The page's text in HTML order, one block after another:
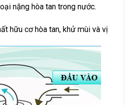
nặng hòa tan trong nước.
hữu cơ hòa tan, khử mùi và vị